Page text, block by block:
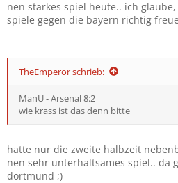
nen starkes spiel heute.. ich
spiele gegen die bayern richtig
TheEmperor schrieb:
ManU - Arsenal 8:2
wie krass ist das denn bitte
hatte nur die zweite halbzeit
nen sehr unterhaltsames spiel.. da
dortmund ;)